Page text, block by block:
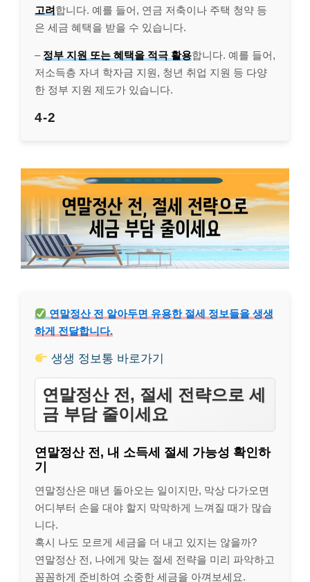
고려합니다. 예를 들어, 연금 저축이나 주택 청약 등
은 세금 혜택을 받을 수 있습니다.
– 정부 지원 또는 혜택을 적극 활용합니다. 예를 들어,
저소득층 자녀 학자금 지원, 청년 취업 지원 등 다양
한 정부 지원 제도가 있습니다.
4-2
연말정산 전 알아두면 유용한 절세 정보들을 생생
하게 전달합니다.
생생 정보통 바로가기
연말정산 전, 절세 전략으로 세
금 부담 줄이세요
연말정산 전, 내 소득세 절세 가능성 확인하
기
연말정산은 매년 돌아오는 일이지만, 막상 다가오면
어디부터 손을 대야 할지 막막하게 느껴질 때가 많습
니다.
혹시 나도 모르게 세금을 더 내고 있지는 않을까?
연말정산 전, 나에게 맞는 절세 전략을 미리 파악하고
꼼꼼하게 준비하여 소중한 세금을 아껴보세요.